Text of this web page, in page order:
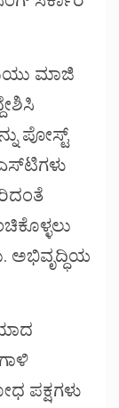
ಮಾಜಿ
ಪೋಸ್ಟ್
ಅಭಿವೃದ್ಧಿಯ
ಪಕ್ಷಗಳು